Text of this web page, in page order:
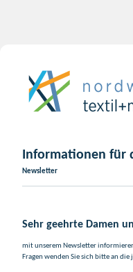
Informationen für
Newsletter
Sehr geehrte Damen
mit unserem Newsletter
Fragen wenden Sie sich bitte an